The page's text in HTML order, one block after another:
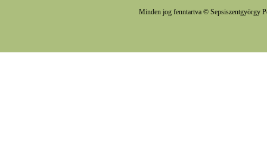
Minden jog fenntartva © Sepsiszentgyörgy